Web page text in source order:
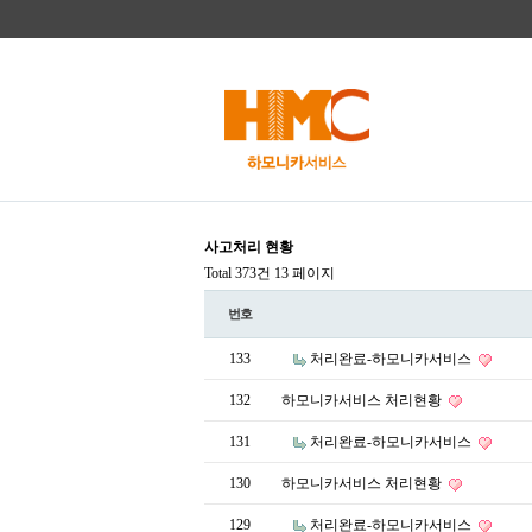
사고처리 현황
Total 373건 13 페이지
번호
133 처리완료-하모니카서비스
132 하모니카서비스 처리현황
131 처리완료-하모니카서비스
130 하모니카서비스 처리현황
129 처리완료-하모니카서비스